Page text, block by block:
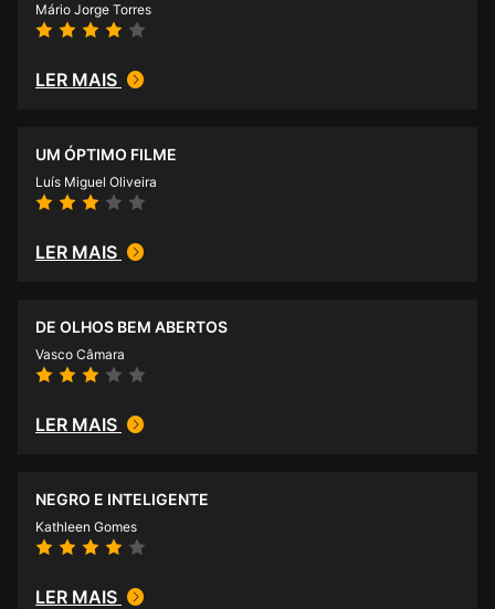
Mário Jorge Torres
LER MAIS
UM ÓPTIMO FILME
Luís Miguel Oliveira
LER MAIS
DE OLHOS BEM ABERTOS
Vasco Câmara
LER MAIS
NEGRO E INTELIGENTE
Kathleen Gomes
LER MAIS